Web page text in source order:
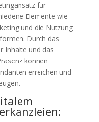
für
Elemente wie
und die Nutzung
Durch das
Inhalte und das
können
erreichen und